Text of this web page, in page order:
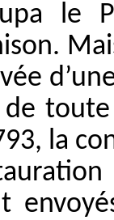
le
de
la